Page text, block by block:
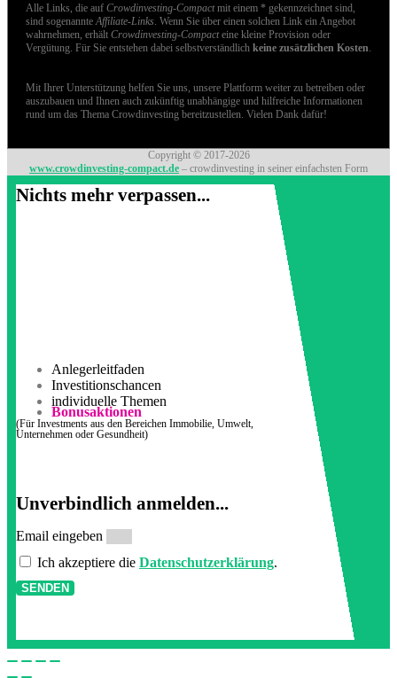
Alle Links, die auf Crowdinvesting-Compactmit einem * gekennzeichnet sind,
sind sogenannteAffiliate-Links. Wenn Sie über einen solchen Link ein Angebot
wahrnehmen, erhält Crowdinvesting-Compacteine kleine Provision oder
Vergütung. Für Sie entstehen dabei selbstverständlich keine zusätzlichen Kosten.
Mit Ihrer Unterstützung helfen Sie uns, unsere Plattform weiter zu betreiben oder
auszubauen und Ihnen auch zukünftig unabhängige und hilfreiche Informationen
rund um das Thema Crowdinvesting bereitzustellen. Vielen Dank dafür!
Copyright © 2017-2026
www.crowdinvesting-compact.de – crowdinvesting in seiner einfachsten Form
Nichts mehr verpassen...
Anlegerleitfaden
Investitionschancen
individuelle Themen
Bonusaktionen
(Für Investments aus den Bereichen Immobilie, Umwelt,
Unternehmen oder Gesundheit)
Unverbindlich anmelden...
Email eingeben
Ich akzeptiere die Datenschutzerklärung.
SENDEN